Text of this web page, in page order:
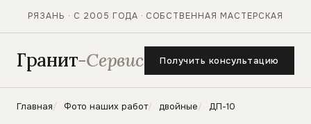
РЯЗАНЬ · С 2005 ГОДА · СОБСТВЕННАЯ МАСТЕРСКАЯ
Гранит-Сервис Получить консультацию
Главная Фото наших работ двойные ДП-10